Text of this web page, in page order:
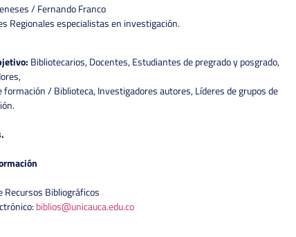
/ Fernando Franco
Regionales especialistas en investigación.
Bibliotecarios, Docentes, Estudiantes de pregrado y posgrado,
formación / Biblioteca, Investigadores autores, Líderes de grupos de
Recursos Bibliográficos
biblios@unicauca.edu.co